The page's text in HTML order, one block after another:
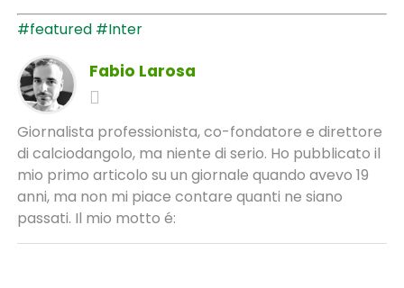
#featured #Inter
Fabio Larosa
Giornalista professionista, co-fondatore e direttore
di calciodangolo, ma niente di serio. Ho pubblicato il
mio primo articolo su un giornale quando avevo 19
anni, ma non mi piace contare quanti ne siano
passati. Il mio motto é: